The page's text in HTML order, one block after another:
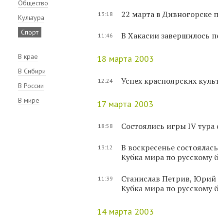
Общество
Культура
Спорт
В крае
В Сибири
В России
В мире
13:18 22 марта в
11:46 В Хакасии завершилось
18 марта 2003
12:24 Успех красноярских
17 марта 2003
18:58 Состоялись игры IV
13:12
В воскресенье
Кубка мира по русскому
11:39
Станислав Петрив,
Кубка мира по русскому
14 марта 2003